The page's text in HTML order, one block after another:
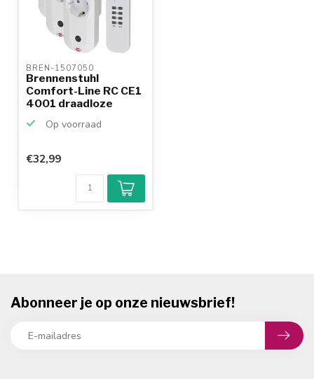
BREN-1507050
Brennenstuhl
Comfort-Line RC CE1
4001 draadloze
Op voorraad
€32,99
Abonneer je op onze nieuwsbrief!